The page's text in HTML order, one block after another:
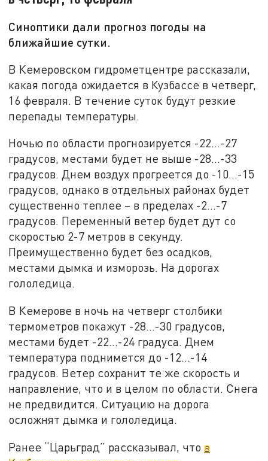
Синоптики дали прогноз погоды на
ближайшие сутки.
В Кемеровском гидрометцентре рассказали,
какая погода ожидается в Кузбассе в четверг,
16 февраля. В течение суток будут резкие
перепады температуры.
Ночью по области прогнозируется -22…-27
градусов, местами будет не выше -28…-33
градусов. Днем воздух прогреется до -10…-15
градусов, однако в отдельных районах будет
существенно теплее – в пределах -2…-7
градусов. Переменный ветер будет дут со
скоростью 2-7 метров в секунду.
Преимущественно будет без осадков,
местами дымка и изморозь. На дорогах
гололедица.
В Кемерове в ночь на четверг столбики
термометров покажут -28…-30 градусов,
местами будет -22…-24 градуса. Днем
температура поднимется до -12…-14
градусов. Ветер сохранит те же скорость и
направление, что и в целом по области. Снега
не предвидится. Ситуацию на дорога
осложнят дымка и гололедица.
Ранее “Царьград” рассказывал, что в